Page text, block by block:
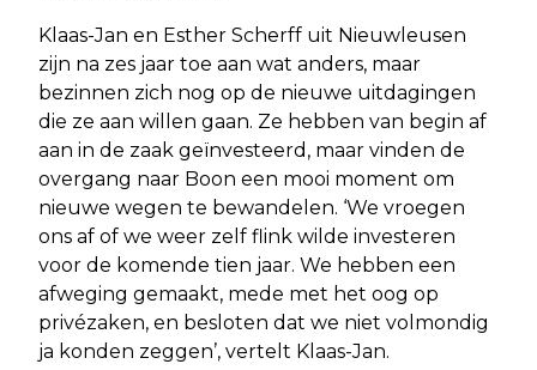
Klaas-Jan en Esther Scherff uit Nieuwleusen
zijn na zes jaar toe aan wat anders, maar
bezinnen zich nog op de nieuwe uitdagingen
die ze aan willen gaan. Ze hebben van begin af
aan in de zaak geïnvesteerd, maar vinden de
overgang naar Boon een mooi moment om
nieuwe wegen te bewandelen. ‘We vroegen
ons af of we weer zelf flink wilde investeren
voor de komende tien jaar. We hebben een
afweging gemaakt, mede met het oog op
privézaken, en besloten dat we niet volmondig
ja konden zeggen’, vertelt Klaas-Jan.